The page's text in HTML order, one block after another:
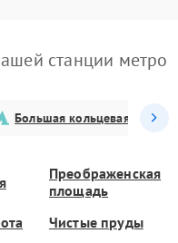
станции метро
Большая кольцевая
Преображенская
площадь
Чистые пруды